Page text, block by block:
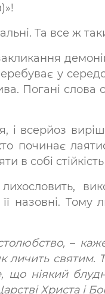
Та все ж
у
Погані
і всерйоз
починає
в собі
назовні. Тому
–
личить святим.
що ніякий
Христа і